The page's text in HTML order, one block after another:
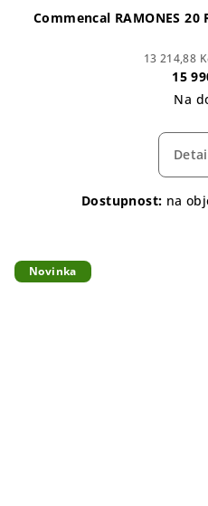
Commencal RAMONES 20
13 214,88
15
Na
Dostupnost: na
Novinka